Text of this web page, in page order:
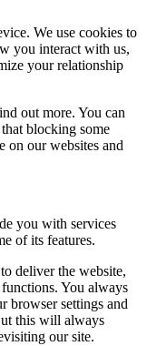
We use cookies to
you interact with us,
your relationship
out more. You can
blocking some
on our websites and
you with services
of its features.
deliver the website,
You always
browser settings and
this will always
our site.